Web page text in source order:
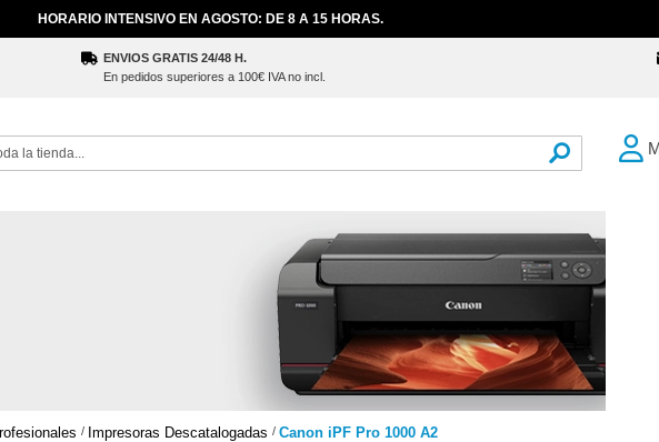
HORARIO INTENSIVO EN AGOSTO: DE 8 A 15 HORAS.
ENVIOS GRATIS 24/48 H.
En pedidos superiores a 100€ IVA no incl.
Impresoras Descatalogadas Canon iPF Pro 1000 A2